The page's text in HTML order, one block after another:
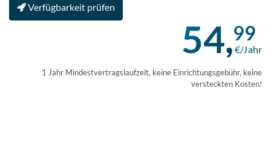
Verfügbarkeit prüfen
54,99
€/Jahr
1 Jahr Mindestvertragslaufzeit, keine Einrichtungsgebühr, keine
versteckten Kosten!